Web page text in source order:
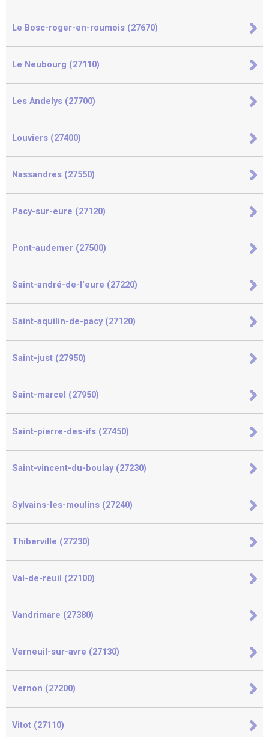
Le Bosc-roger-en-roumois (27670)
Le Neubourg (27110)
Les Andelys (27700)
Louviers (27400)
Nassandres (27550)
Pacy-sur-eure (27120)
Pont-audemer (27500)
Saint-andré-de-l'eure (27220)
Saint-aquilin-de-pacy (27120)
Saint-just (27950)
Saint-marcel (27950)
Saint-pierre-des-ifs (27450)
Saint-vincent-du-boulay (27230)
Sylvains-les-moulins (27240)
Thiberville (27230)
Val-de-reuil (27100)
Vandrimare (27380)
Verneuil-sur-avre (27130)
Vernon (27200)
Vitot (27110)